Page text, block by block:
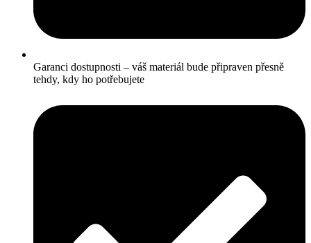
Garanci dostupnosti – váš materiál bude připraven přesně
tehdy, kdy ho potřebujete